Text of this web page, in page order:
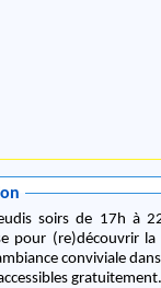
soirs de 17h à
pour (re)découvrir la
conviviale
gratuitement.